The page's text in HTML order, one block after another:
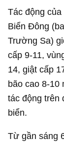
Tác động
Biển Đông
Trường Sa)
cấp 9-11,
14, giật cấp
bão cao 8-10
tác động trên
biển.
Từ gần sáng